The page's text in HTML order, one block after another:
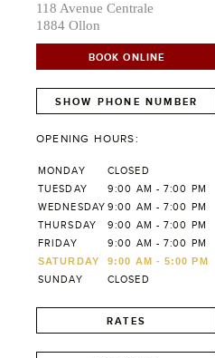
118 Avenue Centrale
1884 Ollon
BOOK ONLINE
SHOW PHONE NUMBER
OPENING HOURS:
MONDAY
CLOSED
TUESDAY
9:00 AM - 7:00 PM
WEDNESDAY 9:00 AM - 7:00 PM
THURSDAY
9:00 AM - 7:00 PM
FRIDAY
9:00 AM - 7:00 PM
SATURDAY
9:00 AM - 5:00 PM
SUNDAY
CLOSED
RATES